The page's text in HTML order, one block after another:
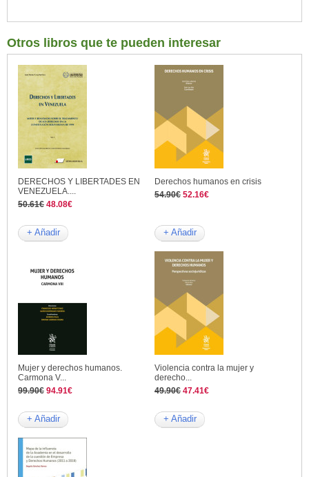
Otros libros que te pueden interesar
DERECHOS Y LIBERTADES EN
VENEZUELA....
50.61€ 48.08€
+ Añadir
Derechos humanos en crisis
54.90€ 52.16€
+ Añadir
Mujer y derechos humanos.
Carmona V...
99.90€ 94.91€
+ Añadir
Violencia contra la mujer y
derecho...
49.90€ 47.41€
+ Añadir